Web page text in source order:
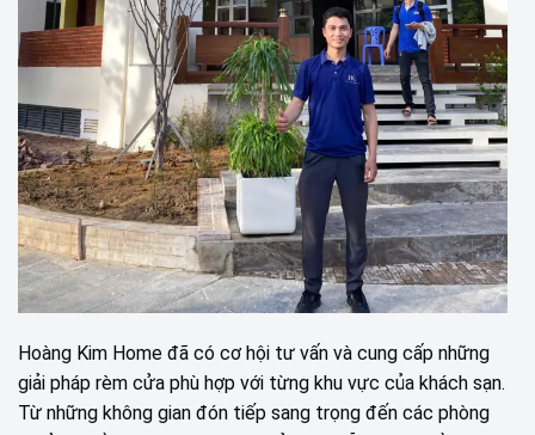
Hoàng Kim Home đã có cơ hội tư vấn và cung cấp những
giải pháp rèm cửa phù hợp với từng khu vực của khách sạn.
Từ những không gian đón tiếp sang trọng đến các phòng